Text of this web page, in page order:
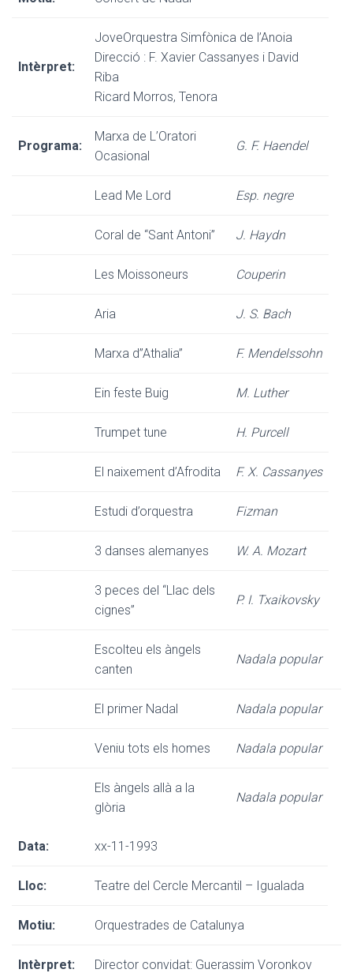
Intèrpret:
JoveOrquestra Simfònica de l’Anoia
Direcció : F. Xavier Cassanyes i David
Riba
Ricard Morros, Tenora
Programa:
Marxa de L’Oratori
Ocasional
G. F. Haendel
Lead Me Lord Esp. negre
Coral de “Sant Antoni” J. Haydn
Les Moissoneurs Couperin
Aria J. S. Bach
Marxa d”Athalia” F. Mendelssohn
Ein feste Buig M. Luther
Trumpet tune H. Purcell
El naixement d’Afrodita F. X. Cassanyes
Estudi d’orquestra Fizman
3 danses alemanyes W. A. Mozart
3 peces del “Llac dels
cignes”
P. I. Txaikovsky
Escolteu els àngels
canten
Nadala popular
El primer Nadal Nadala popular
Veniu tots els homes Nadala popular
Els àngels allà a la
glòria
Nadala popular
Data: xx-11-1993
Lloc: Teatre del Cercle Mercantil – Igualada
Motiu: Orquestrades de Catalunya
Intèrpret: Director convidat: Guerassim Voronkov